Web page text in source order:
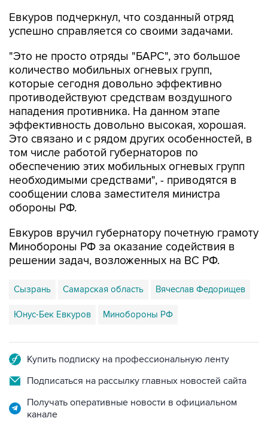
Евкуров подчеркнул, что созданный отряд
успешно справляется со своими задачами.
"Это не просто отряды "БАРС", это большое
количество мобильных огневых групп,
которые сегодня довольно эффективно
противодействуют средствам воздушного
нападения противника. На данном этапе
эффективность довольно высокая, хорошая.
Это связано и с рядом других особенностей, в
том числе работой губернаторов по
обеспечению этих мобильных огневых групп
необходимыми средствами", - приводятся в
сообщении слова заместителя министра
обороны РФ.
Евкуров вручил губернатору почетную грамоту
Минобороны РФ за оказание содействия в
решении задач, возложенных на ВС РФ.
Сызрань Самарская область Вячеслав Федорищев
Юнус-Бек Евкуров Минобороны РФ
Купить подписку на профессиональную ленту
Подписаться на рассылку главных новостей сайта
Получать оперативные новости в официальном
канале